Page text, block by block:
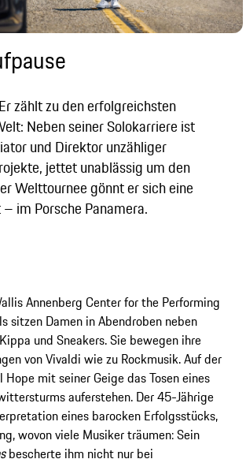
Er zählt zu den erfolgreichsten
Neben seiner Solokarriere ist
und Direktor unzähliger
jettet unablässig um den
Welttournee gönnt er sich eine
im Porsche Panamera.
Annenberg Center for the Performing
sitzen Damen in Abendroben neben
und Sneakers. Sie bewegen ihre
von Vivaldi wie zu Rockmusik. Auf der
Hope mit seiner Geige das Tosen eines
auferstehen. Der 45-Jährige
eines barocken Erfolgsstücks,
wovon viele Musiker träumen: Sein
bescherte ihm nicht nur bei